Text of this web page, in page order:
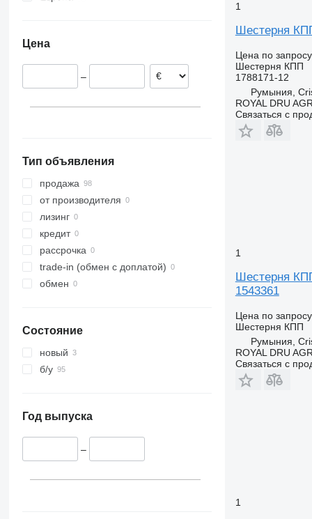
Бельгия
Дания
Цена
–
Тип объявления
продажа
от производителя
лизинг
кредит
рассрочка
trade-in (обмен с доплатой)
обмен
Состояние
новый
б/у
Год выпуска
–
1
Шестерня
Цена по запросу
Шестерня КПП
1788171-12
Румыния,
ROYAL DRU
Связаться с
1
Шестерня
1543361
Цена по запросу
Шестерня КПП
Румыния,
ROYAL DRU
Связаться с
1